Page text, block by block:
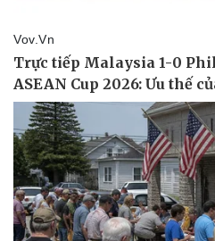
Thể thao
Bóng đá
Lịch thi đấu bóng đá
Thế giới thể thao